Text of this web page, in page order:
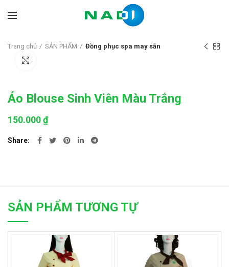
Trang chủ SẢN PHẨM
Đồng phục spa may sẵn
Áo Blouse Sinh Viên Màu Trắng
150.000₫
Share
SẢN PHẨM TƯƠNG TỰ